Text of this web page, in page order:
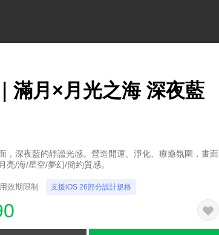
滿月×月光之海 深夜藍
，深夜藍的靜謐光感。營造開運、淨化、療癒氛圍，畫面
亮/海/星空/夢幻/簡約質感。
效期限制 支援iOS 26部分設計規格